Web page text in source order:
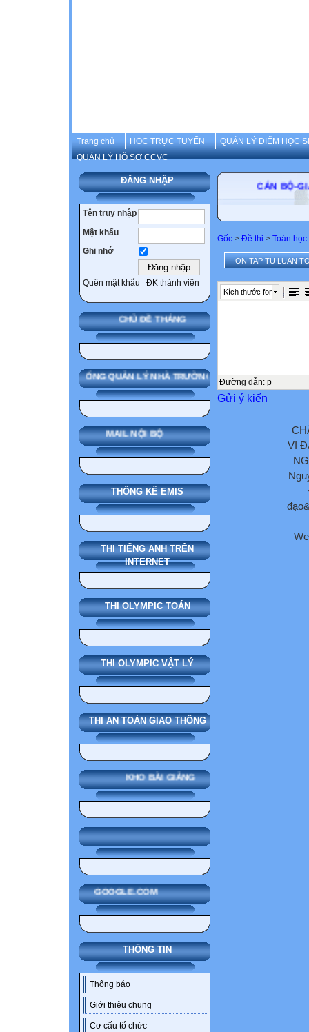
Trang chủ HOC TRỰC TUYẾN
QUẢN LÝ ĐIỂM HỌC
QUẢN LÝ HỒ SƠ CCVC
ĐĂNG NHẬP
Tên truy nhập
Mật khẩu
Ghi nhớ
Quên mật khẩu ĐK thành viên
CHỦ ĐỀ THÁNG
SMAS HỆ THỐNG QUẢN LÝ NHÀ TRƯỜNG
MAIL NỘI BỘ
THỐNG KÊ EMIS
THI TIẾNG ANH TRÊN
INTERNET
THI OLYMPIC TOÁN
THI OLYMPIC VẬT LÝ
THI AN TOÀN GIAO THÔNG
KHO BÀI GIẢNG
GOOGLE.COM
THÔNG TIN
Thông báo
Giới thiệu chung
Cơ cấu tổ chức
CÁN
Gốc > Đề thi > Toán học
ON TAP TU LUAN
Kích thước font
Đường dẫn: p
Gửi ý kiến
VỊ